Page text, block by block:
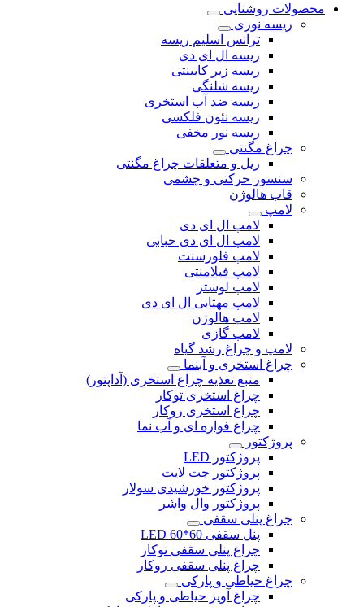
محصولات روشنایی
ریسه نوری
ترانس اسلیم ریسه
ریسه ال ای دی
ریسه زیر کابینتی
ریسه شلنگی
ریسه ضد آب استخری
ریسه نئون فلکسی
ریسه نور مخفی
چراغ مگنتی
ریل و متعلقات چراغ مگنتی
سنسور حرکتی و چشمی
قاب هالوژن
لامپ
لامپ ال ای دی
لامپ ال ای دی حبابی
لامپ فلورسنت
لامپ فیلامنتی
لامپ لوستر
لامپ مهتابی ال ای دی
لامپ هالوژن
لامپ گازی
لامپ و چراغ رشد گیاه
چراغ استخری و آبنما
منبع تغذیه چراغ استخری (آداپتور)
چراغ استخری توکار
چراغ استخری روکار
چراغ فواره ای و آب نما
پروژکتور
پروژکتور LED
پروژکتور جت لایت
پروژکتور خورشیدی سولار
پروژکتور وال واشر
چراغ پنلی سقفی
پنل سقفی 60*60 LED
چراغ پنلی سقفی توکار
چراغ پنلی سقفی روکار
چراغ حیاطی و پارکی
چراغ آویز حیاطی و پارکی